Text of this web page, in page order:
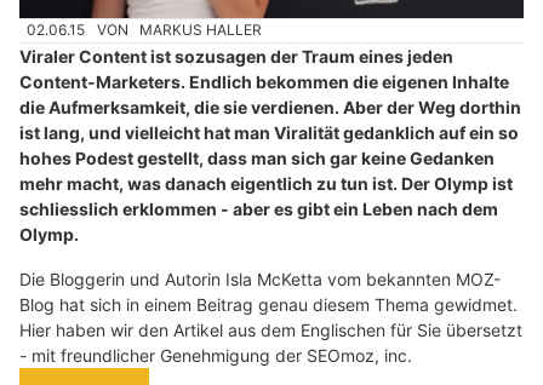
02.06.15 VON MARKUS HALLER
Viraler Content ist sozusagen der Traum eines jeden
Content-Marketers. Endlich bekommen die eigenen Inhalte
die Aufmerksamkeit, die sie verdienen. Aber der Weg dorthin
ist lang, und vielleicht hat man Viralität gedanklich auf ein so
hohes Podest gestellt, dass man sich gar keine Gedanken
mehr macht, was danach eigentlich zu tun ist. Der Olymp ist
schliesslich erklommen - aber es gibt ein Leben nach dem
Olymp.
Die Bloggerin und Autorin Isla McKetta vom bekannten MOZ-
Blog hat sich in einem Beitrag genau diesem Thema gewidmet.
Hier haben wir den Artikel aus dem Englischen für Sie übersetzt
- mit freundlicher Genehmigung der SEOmoz, inc.